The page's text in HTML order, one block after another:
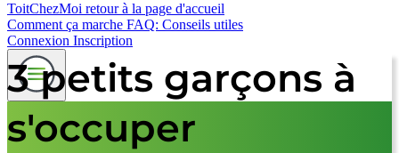
ToitChezMoi retour à la page d'accueil
Comment ça marche FAQ: Conseils utiles
Connexion Inscription
3 petits garçons à
s'occuper